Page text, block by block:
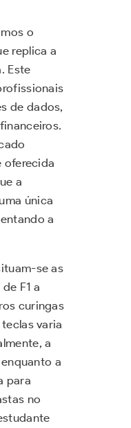
o
replica a
Este
de dados,
oferecida
a
única
a
se as
F1 a
curingas
varia
a
a
para
no